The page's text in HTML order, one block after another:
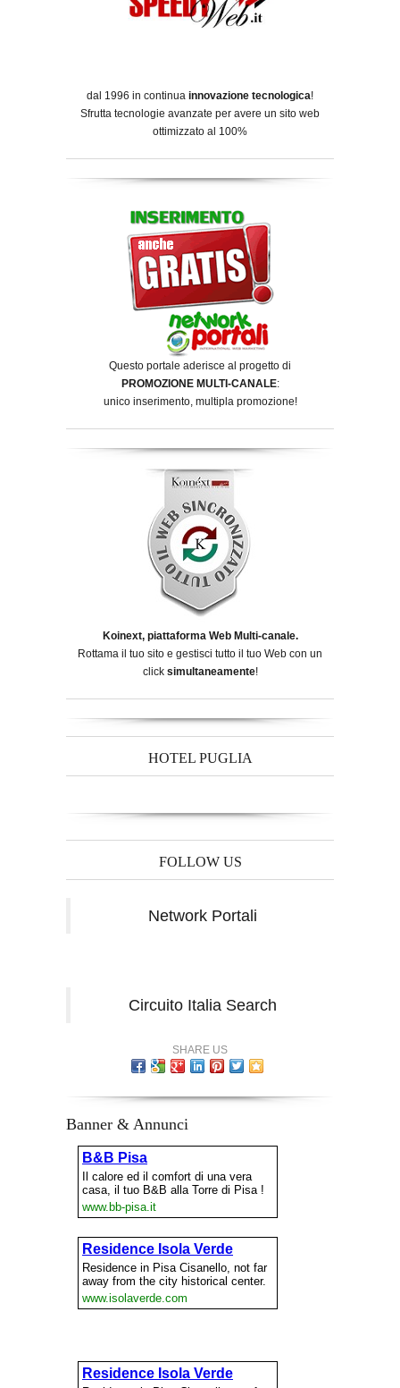
dal 1996 in continua innovazione tecnologica!
Sfrutta tecnologie avanzate per avere un sito web
ottimizzato al 100%
Questo portale aderisce al progetto di
PROMOZIONE MULTI-CANALE:
unico inserimento, multipla promozione!
Koinext, piattaforma Web Multi-canale.
Rottama il tuo sito e gestisci tutto il tuo Web con un
click simultaneamente!
HOTEL PUGLIA
FOLLOW US
Network Portali
Circuito Italia Search
SHARE US
Banner & Annunci